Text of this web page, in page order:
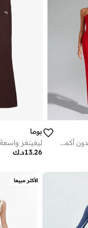
فستان روزي ميدي بدون أكمام بتصميم ضمادة
بوما
د.ك13.26
الأكثر مبيعا